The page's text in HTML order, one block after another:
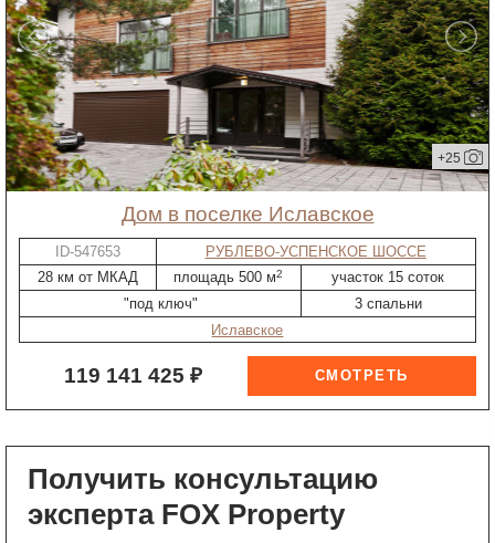
+25
дом в поселке Иславское
ID-547653
РУБЛЕВО-УСПЕНСКОЕ ШОССЕ
28 км от МКАД
площадь 500 м2
участок 15 соток
"под ключ"
3 спальни
Иславское
119 141 425 ₽
Получить консультацию
эксперта FOX Property